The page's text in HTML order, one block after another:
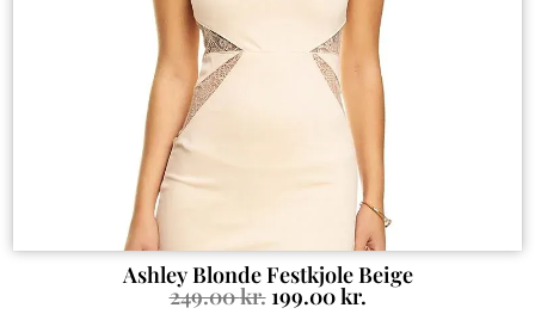
Ashley Blonde Festkjole Beige
249.00kr.199.00kr.